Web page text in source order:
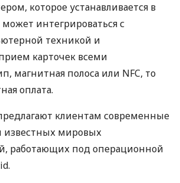
которое устанавливается в
может интегрироваться с
техникой и
карточек всеми
магнитная полоса или NFC, то
оплата.
клиентам современные
известных мировых
работающих под операционной